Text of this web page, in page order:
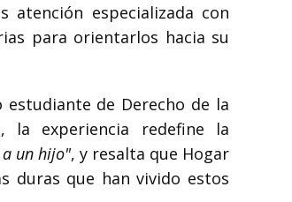
especializada con
para orientarlos hacia su
de Derecho de la
la experiencia redefine la
a un hijo", y resalta que Hogar
duras que han vivido estos